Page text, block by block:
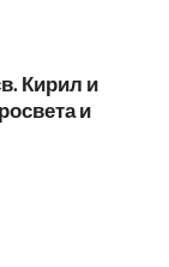
Кирил и
и